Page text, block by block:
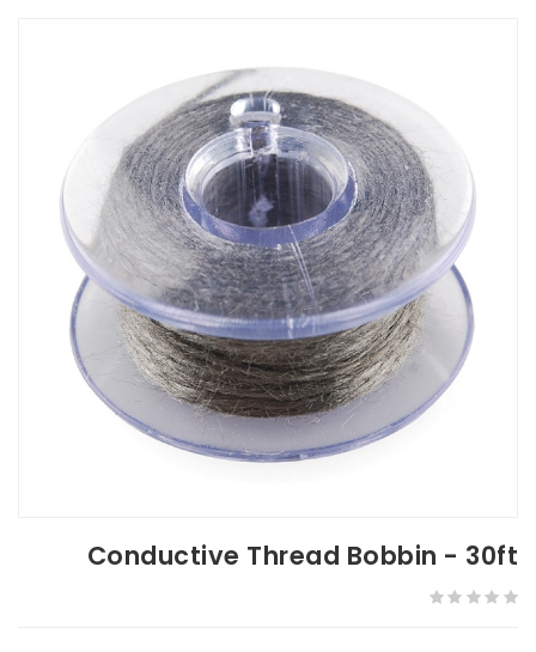
Conductive Thread Bobbin - 30ft